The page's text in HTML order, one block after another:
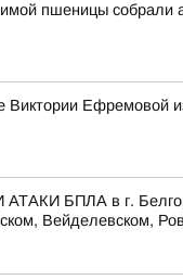
пшеницы собрали
Виктории Ефремовой
БПЛА в г.
Вейделевском,